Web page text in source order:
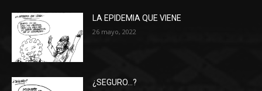
LA EPIDEMIA QUE VIENE
26 mayo, 2022
¿SEGURO…?